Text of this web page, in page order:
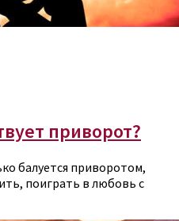
приворот?
балуется приворотом,
поиграть в любовь с